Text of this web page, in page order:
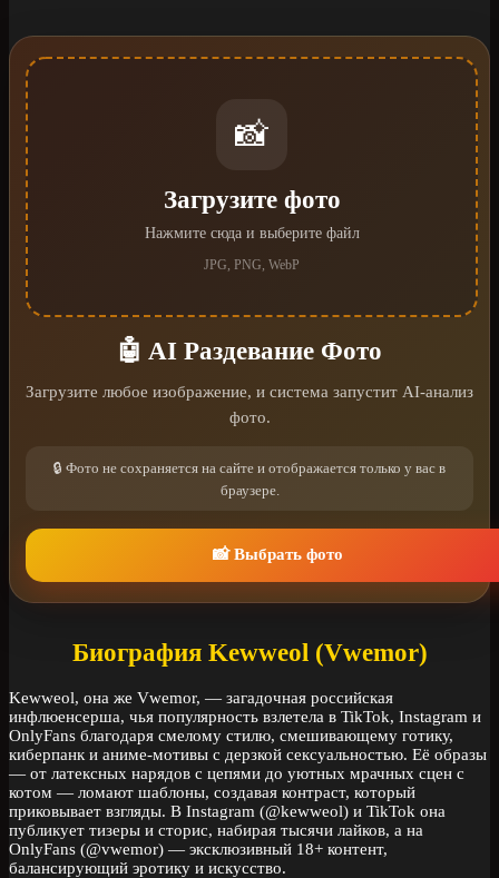
📸
Загрузите фото
Нажмите сюда и выберите файл
JPG, PNG, WebP
🤖 AI Раздевание Фото
Загрузите любое изображение, и система запустит AI-анализ
фото.
🔒 Фото не сохраняется на сайте и отображается только у вас в
браузере.
📸 Выбрать фото
Биография Kewweol (Vwemor)
Kewweol, она же Vwemor, — загадочная российская
инфлюенсерша, чья популярность взлетела в TikTok, Instagram и
OnlyFans благодаря смелому стилю, смешивающему готику,
киберпанк и аниме-мотивы с дерзкой сексуальностью. Её образы
— от латексных нарядов с цепями до уютных мрачных сцен с
котом — ломают шаблоны, создавая контраст, который
приковывает взгляды. В Instagram (@kewweol) и TikTok она
публикует тизеры и сторис, набирая тысячи лайков, а на
OnlyFans (@vwemor) — эксклюзивный 18+ контент,
балансирующий эротику и искусство.